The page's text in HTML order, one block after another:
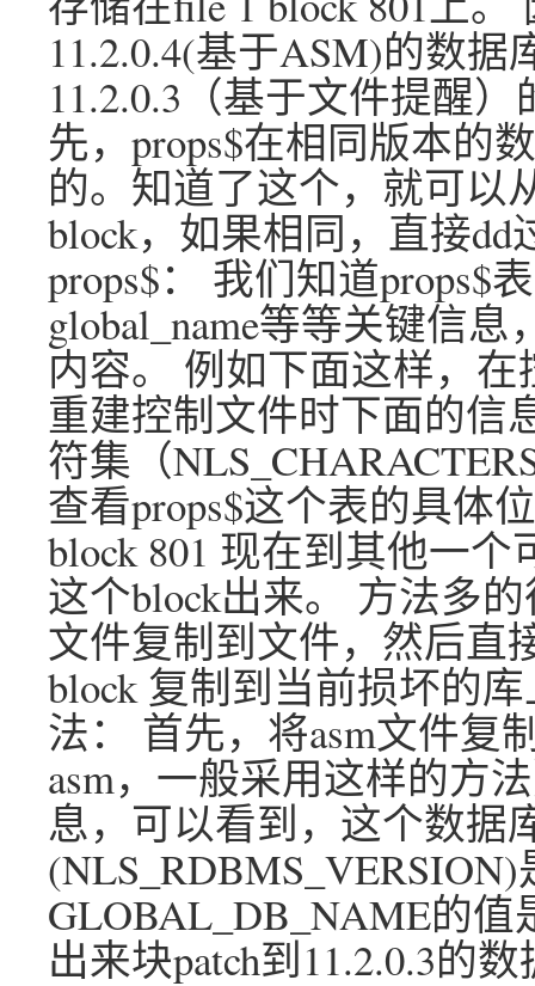
11.2.0.4(基于ASM)的数据
11.2.0.3（基于文件提醒
先，props$在相同版本的
的。知道了这个，就可以
block，如果相同，直接
props$： 我们知道props$
global_name等等关键信
内容。 例如下面这样，
重建控制文件时下面的信
符集（
查看props$这个表的具体
block 801 现在到其他一个
这个block出来。 方法多
文件复制到文件，然后直
block 复制到当前损坏的
法： 首先，将asm文件复
asm，一般采用这样的方
息，可以看到，这个数据
(NLS_RDBMS_VERSION)
GLOBAL_DB_NAME的
出来块patch到11.2.0.3的